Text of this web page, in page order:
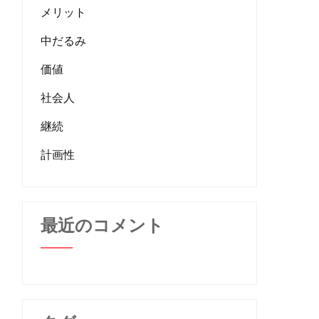
メリット
中だるみ
価値
社会人
継続
計画性
最近のコメント